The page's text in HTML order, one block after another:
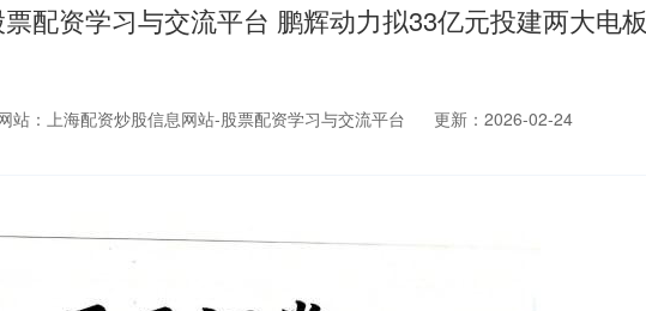
配资学习与交流平台 鹏辉动力拟33亿元投建两大电板
站：上海配资炒股信息网站-股票配资学习与交流平台
更新：2026-02-24